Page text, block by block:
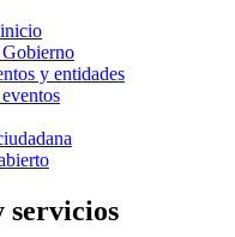
y entidades
servicios